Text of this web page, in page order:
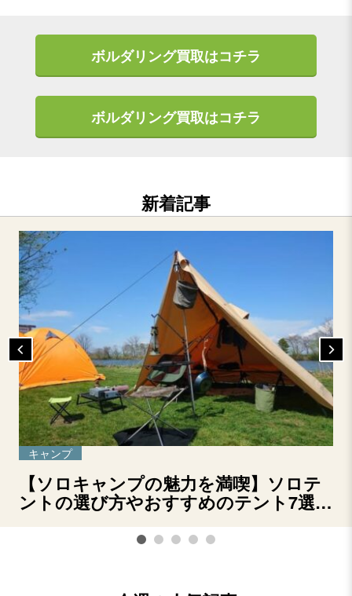
ボルダリング買取はコチラ
ボルダリング買取はコチラ
新着記事
キャンプ
【ソロキャンプの魅力を満喫】ソロテ
ントの選び方やおすすめのテント7選を